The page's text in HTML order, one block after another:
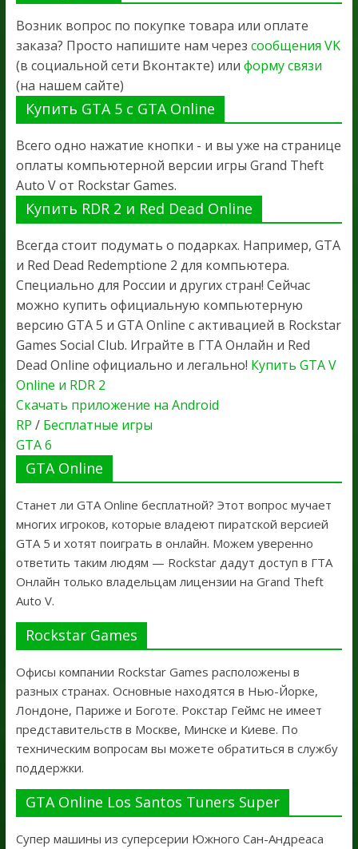
Возник вопрос по покупке товара или оплате
заказа? Просто напишите нам через сообщения VK
(в социальной сети Вконтакте) или форму связи
(на нашем сайте)
Купить GTA 5 с GTA Online
Всего одно нажатие кнопки - и вы уже на странице
оплаты компьютерной версии игры Grand Theft
Auto V от Rockstar Games.
Купить RDR 2 и Red Dead Online
Всегда стоит подумать о подарках. Например, GTA
и Red Dead Redemptione 2 для компьютера.
Специально для России и других стран! Сейчас
можно купить официальную компьютерную
версию GTA 5 и GTA Online с активацией в Rockstar
Games Social Club. Играйте в ГТА Онлайн и Red
Dead Online официально и легально! Купить GTA V
Online и RDR 2
Скачать приложение на Android
RP / Бесплатные игры
GTA 6
GTA Online
Станет ли GTA Online бесплатной? Этот вопрос мучает
многих игроков, которые владеют пиратской версией
GTA 5 и хотят поиграть в онлайн. Можем уверенно
ответить таким людям — Rockstar дадут доступ в ГТА
Онлайн только владельцам лицензии на Grand Theft
Auto V.
Rockstar Games
Офисы компании Rockstar Games расположены в
разных странах. Основные находятся в Нью-Йорке,
Лондоне, Париже и Боготе. Рокстар Геймс не имеет
представительств в Москве, Минске и Киеве. По
техническим вопросам вы можете обратиться в службу
поддержки.
GTA Online Los Santos Tuners Super
Супер машины из суперсерии Южного Сан-Андреаса